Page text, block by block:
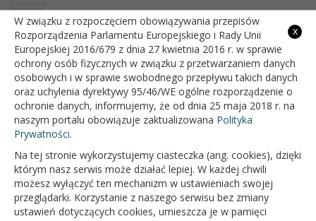
Wt 7:30 - 15:30
Śr 7:30 - 15:30
Czw 7:30 - 15:30
Pt 7:30 - 15:30
OFICJALNY SERWIS INTERNETOWY GMINY BIAŁOPOLE
x
W związku z rozpoczęciem obowiązywania przepisów
Rozporządzenia Parlamentu Europejskiego i Rady Unii
Europejskiej 2016/679 z dnia 27 kwietnia 2016 r. w sprawie
ochrony osób fizycznych w związku z przetwarzaniem danych
osobowych i w sprawie swobodnego przepływu takich danych
oraz uchylenia dyrektywy 95/46/WE ogólne rozporządzenie o
ochronie danych, informujemy, że od dnia 25 maja 2018 r. na
naszym portalu obowiązuje zaktualizowana Polityka
Prywatności.
Na tej stronie wykorzystujemy ciasteczka (ang. cookies), dzięki
którym nasz serwis może działać lepiej. W każdej chwili
możesz wyłączyć ten mechanizm w ustawieniach swojej
przeglądarki. Korzystanie z naszego serwisu bez zmiany
ustawień dotyczących cookies, umieszcza je w pamięci